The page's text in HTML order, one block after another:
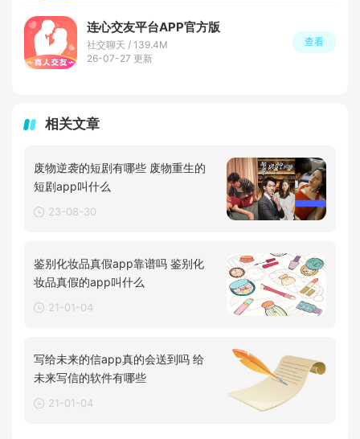
连心交友平台APP官方版
社交聊天 / 139.4M
26-07-27 更新
查看
相关文章
废物逆袭的短剧有哪些 废物重生的
短剧app叫什么
23-08-30
鉴别化妆品真假app靠谱吗 鉴别化
妆品真假的app叫什么
21-01-04
写给未来的信app真的会送到吗 给
未来写信的软件有哪些
21-01-04